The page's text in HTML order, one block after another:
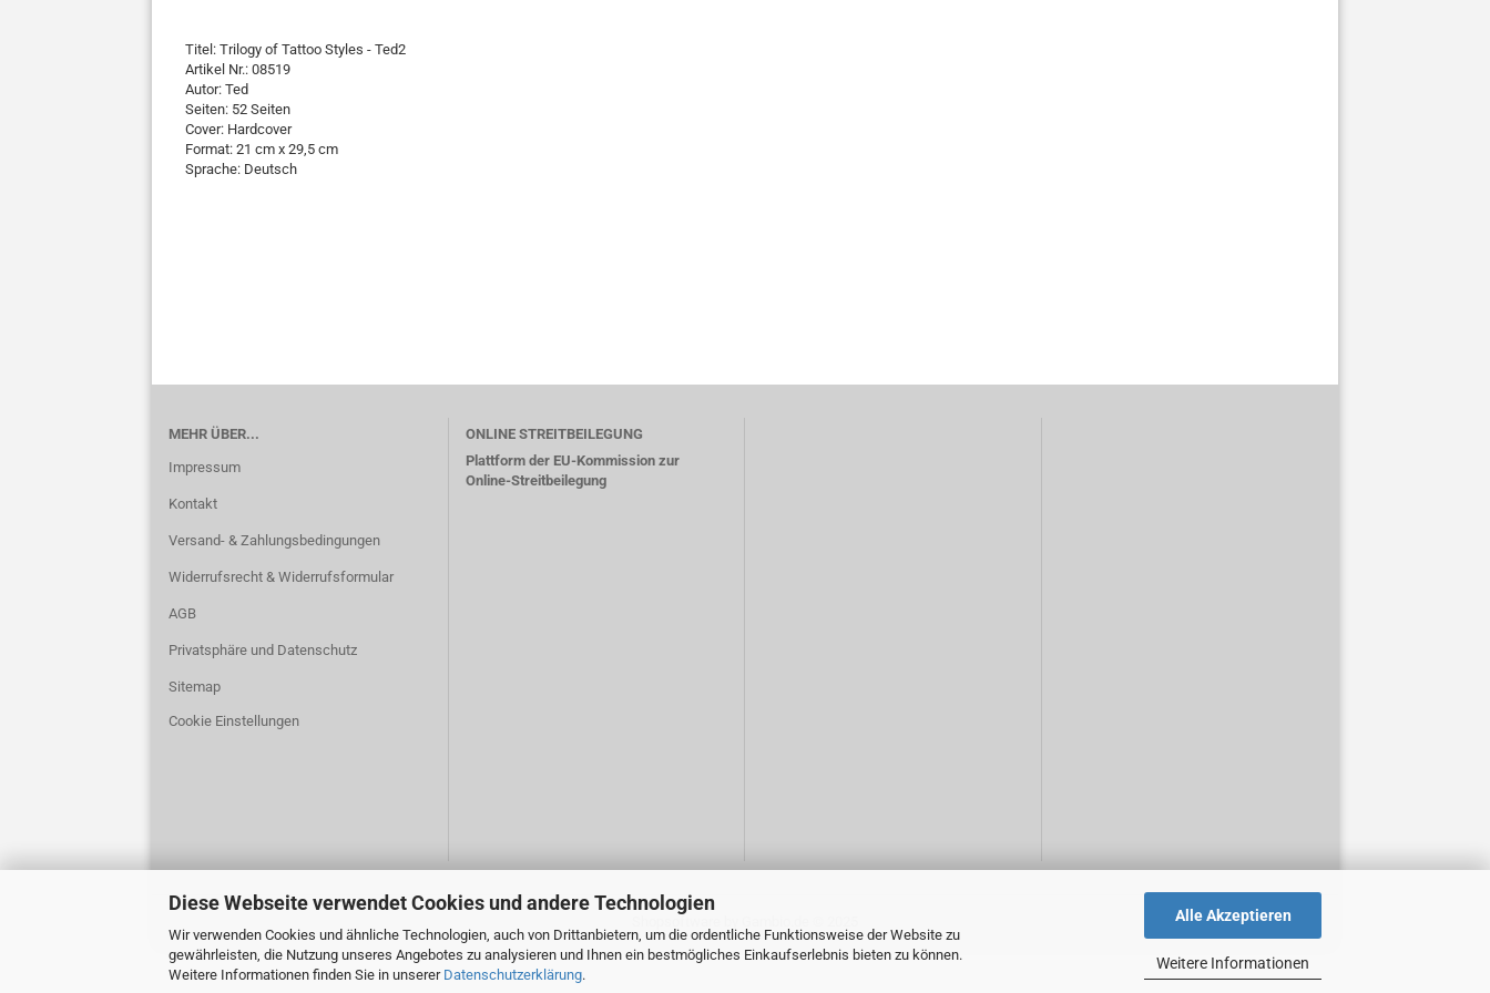
Diese Webseite verwendet Cookies und andere Technologien
Wir verwenden Cookies und ähnliche Technologien, auch von Drittanbietern, um die ordentliche Funktionsweise der Website zu
gewährleisten, die Nutzung unseres Angebotes zu analysieren und Ihnen ein bestmögliches Einkaufserlebnis bieten zu können.
Weitere Informationen finden Sie in unserer Datenschutzerklärung.
Alle Akzeptieren
Weitere Informationen
Titel: Trilogy of Tattoo Styles - Ted2
Artikel Nr.: 08519
Autor: Ted
Seiten: 52 Seiten
Cover: Hardcover
Format: 21 cm x 29,5 cm
Sprache: Deutsch
MEHR ÜBER...
Impressum
Kontakt
Versand- & Zahlungsbedingungen
Widerrufsrecht & Widerrufsformular
AGB
Privatsphäre und Datenschutz
Sitemap
Cookie Einstellungen
ONLINE STREITBEILEGUNG
Plattform der EU-Kommission zur
Online-Streitbeilegung